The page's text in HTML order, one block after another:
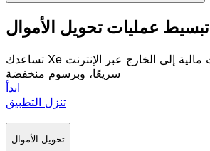
تبسيط عمليات تحويل الأموال
تساعدك Xe على إرسال تحويلات مالية إلى الخارج عبر الإنترنت
سريعًا، وبرسوم منخفضة
ابدأ
تنزل التطبيق
تحويل الأموال